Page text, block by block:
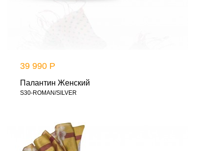
39 990 Р
Палантин Женский
S30-ROMAN/SILVER